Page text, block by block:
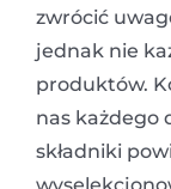
zwrócić
jednak nie
produktów.
nas każdego
składniki